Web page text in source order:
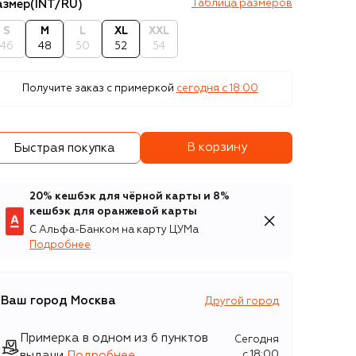
(INT/RU) Таблица размеров
S
46
M
48
L
50
XL
52
XXL
54
Получите заказ с примеркой сегодня c 18:00
Быстрая покупка В корзину
20% кешбэк для чёрной карты и 8%
кешбэк для оранжевой карты
С Альфа-Банком на карту ЦУМа
Подробнее
Ваш город Москва Другой город
Примерка в одном из 6 пунктов
Сегодня